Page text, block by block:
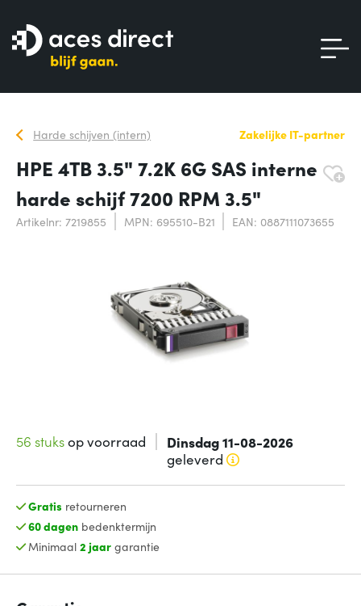
Harde schijven (intern) Zakelijke IT-partner
HPE 4TB 3.5" 7.2K 6G SAS interne
harde schijf 7200 RPM 3.5"
Artikelnr: 7219855 MPN: 695510-B21 EAN: 0887111073655
56 stuksop voorraad Dinsdag 11-08-2026
geleverd
Gratis retourneren
60 dagenbedenktermijn
Minimaal 2 jaargarantie